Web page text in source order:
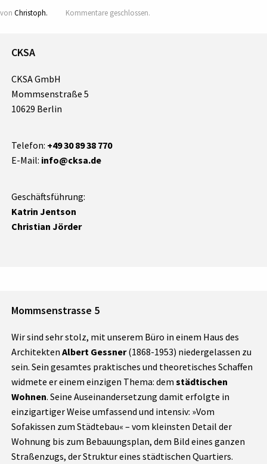
von Christoph. Kommentare geschlossen.
CKSA
CKSA GmbH
Mommsenstraße 5
10629 Berlin
Telefon: +49 30 89 38 770
E-Mail: info@cksa.de
Geschäftsführung:
Katrin Jentson
Christian Jörder
Mommsenstrasse 5
Wir sind sehr stolz, mit unserem Büro in einem Haus des
ArchitektenAlbert Gessner(1868-1953) niedergelassen zu
sein. Sein gesamtes praktisches und theoretisches Schaffen
widmete er einem einzigen Thema: demstädtischen
Wohnen. Seine Auseinandersetzung damit erfolgte in
einzigartiger Weise umfassend und intensiv: »Vom
Sofakissen zum Städtebau« – vom kleinsten Detail der
Wohnung bis zum Bebauungsplan, dem Bild eines ganzen
Straßenzugs, der Struktur eines städtischen Quartiers.